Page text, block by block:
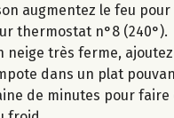
augmentez le feu
thermostat n°8 (240°).
neige très ferme,
dans un plat
de minutes pour